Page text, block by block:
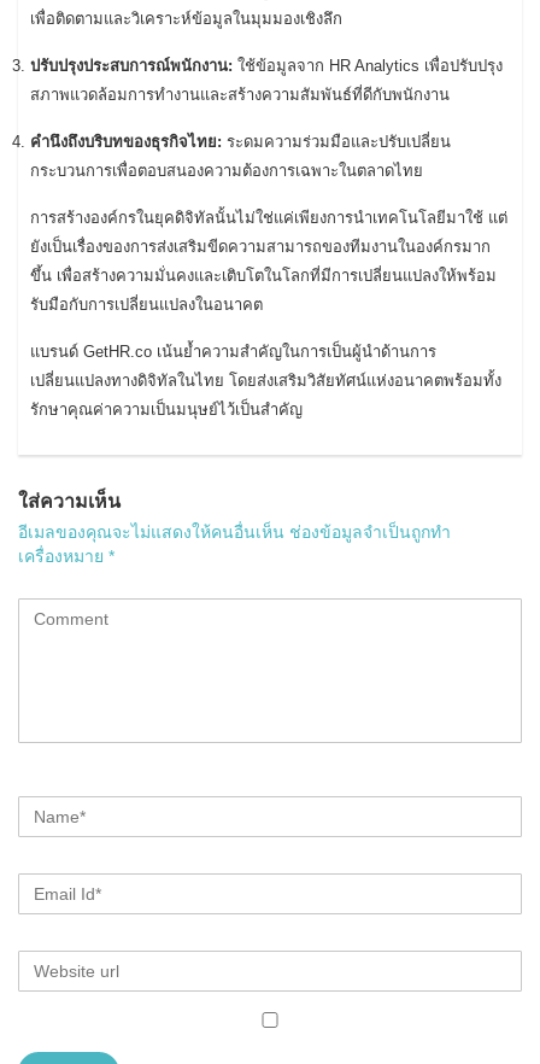
เพื่อติดตามและวิเคราะห์ข้อมูลในมุมมองเชิงลึก
ปรับปรุงประสบการณ์พนักงาน: ใช้ข้อมูลจาก HR Analytics เพื่อปรับปรุง
สภาพแวดล้อมการทำงานและสร้างความสัมพันธ์ที่ดีกับพนักงาน
คำนึงถึงบริบทของธุรกิจไทย: ระดมความร่วมมือและปรับเปลี่ยน
กระบวนการเพื่อตอบสนองความต้องการเฉพาะในตลาดไทย
การสร้างองค์กรในยุคดิจิทัลนั้นไม่ใช่แค่เพียงการนำเทคโนโลยีมาใช้ แต่
ยังเป็นเรื่องของการส่งเสริมขีดความสามารถของทีมงานในองค์กรมาก
ขึ้น เพื่อสร้างความมั่นคงและเติบโตในโลกที่มีการเปลี่ยนแปลงให้พร้อม
รับมือกับการเปลี่ยนแปลงในอนาคต
แบรนด์ GetHR.co เน้นย้ำความสำคัญในการเป็นผู้นำด้านการ
เปลี่ยนแปลงทางดิจิทัลในไทย โดยส่งเสริมวิสัยทัศน์แห่งอนาคตพร้อมทั้ง
รักษาคุณค่าความเป็นมนุษย์ไว้เป็นสำคัญ
ใส่ความเห็น
อีเมลของคุณจะไม่แสดงให้คนอื่นเห็น ช่องข้อมูลจำเป็นถูกทำ
เครื่องหมาย *